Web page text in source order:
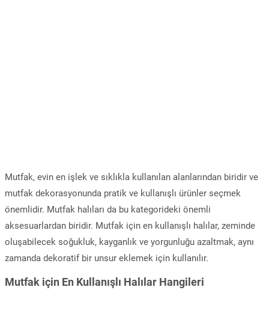
Mutfak, evin en işlek ve sıklıkla kullanılan alanlarından biridir ve
mutfak dekorasyonunda pratik ve kullanışlı ürünler seçmek
önemlidir. Mutfak halıları da bu kategorideki önemli
aksesuarlardan biridir. Mutfak için en kullanışlı halılar, zeminde
oluşabilecek soğukluk, kayganlık ve yorgunluğu azaltmak, aynı
zamanda dekoratif bir unsur eklemek için kullanılır.
Mutfak için En Kullanışlı Halılar Hangileri